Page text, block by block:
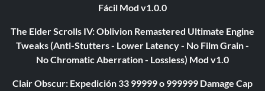
Fácil Mod v1.0.0
The Elder Scrolls IV: Oblivion Remastered Ultimate Engine
Tweaks (Anti-Stutters - Lower Latency - No Film Grain -
No Chromatic Aberration - Lossless) Mod v1.0
Clair Obscur: Expedición 33 99999 o 999999 Damage Cap